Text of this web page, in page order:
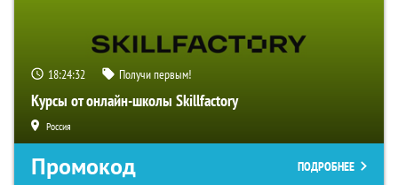
18:24:31 Получи первым!
Курсы от онлайн-школы Skillfactory
Россия
Промокод ПОДРОБНЕЕ